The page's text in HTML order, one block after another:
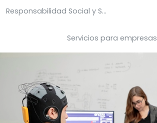
Responsabilidad Social y Sustentabilidad
Servicios para empresas